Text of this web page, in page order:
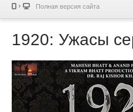
Полная версия сайта
1920: Ужасы